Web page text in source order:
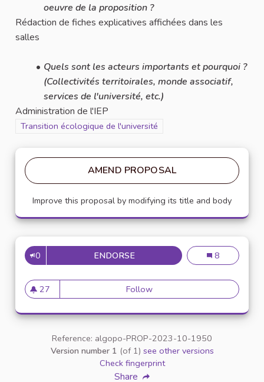
oeuvre de la proposition ?
Rédaction de fiches explicatives affichées dans les
salles
Quels sont les acteurs importants et pourquoi ?
(Collectivités territoirales, monde associatif,
services de l'université, etc.)
Administration de l'IEP
Filter results for scope: Transition écologique de l'université
Transition écologique de l'université
AMEND PROPOSAL
Improve this proposal by modifying its title and body
0 ENDORSE LUMIÈRES AUTOMATIQUES À
Lumières
8
27
27 followers
FollowLumières automatiques à
Reference: algopo-PROP-2023-10-1950
Version number 1 (of 1) see other versions
Check fingerprint
Share